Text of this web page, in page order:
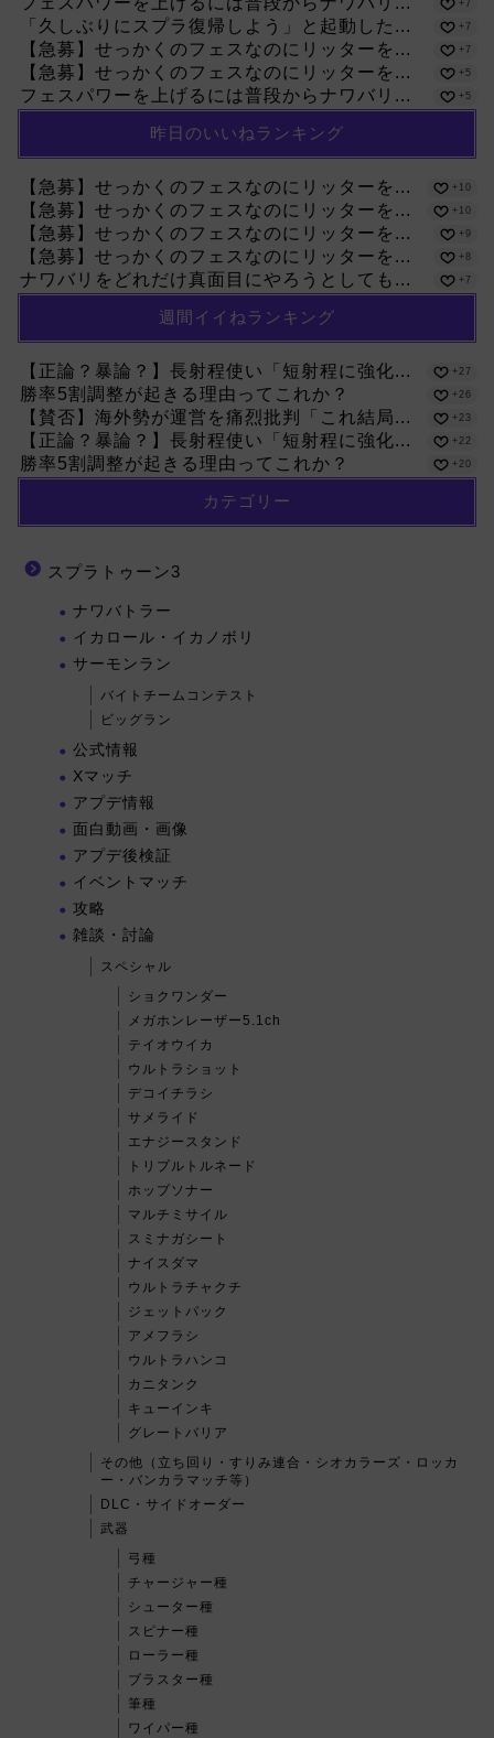
+7
「久しぶりにスプラ復帰しよう」と起動した... +7
【急募】せっかくのフェスなのにリッターを... +7
【急募】せっかくのフェスなのにリッターを... +5
フェスパワーを上げるには普段からナワバリ... +5
昨日のいいねランキング
【急募】せっかくのフェスなのにリッターを... +10
【急募】せっかくのフェスなのにリッターを... +10
【急募】せっかくのフェスなのにリッターを... +9
【急募】せっかくのフェスなのにリッターを... +8
ナワバリをどれだけ真面目にやろうとしても... +7
週間イイねランキング
【正論？暴論？】長射程使い「短射程に強化... +27
勝率5割調整が起きる理由ってこれか？ +26
【賛否】海外勢が運営を痛烈批判「これ結局... +23
【正論？暴論？】長射程使い「短射程に強化... +22
勝率5割調整が起きる理由ってこれか？ +20
カテゴリー
スプラトゥーン3
ナワバトラー
イカロール・イカノボリ
サーモンラン
バイトチームコンテスト
ビッグラン
公式情報
Xマッチ
アプデ情報
面白動画・画像
アプデ後検証
イベントマッチ
攻略
雑談・討論
スペシャル
ショクワンダー
メガホンレーザー5.1ch
テイオウイカ
ウルトラショット
デコイチラシ
サメライド
エナジースタンド
トリプルトルネード
ホップソナー
マルチミサイル
スミナガシート
ナイスダマ
ウルトラチャクチ
ジェットパック
アメフラシ
ウルトラハンコ
カニタンク
キューインキ
グレートバリア
その他（立ち回り・すりみ連合・シオカラーズ・ロッカ
ー・バンカラマッチ等）
DLC・サイドオーダー
武器
弓種
チャージャー種
シューター種
スピナー種
ローラー種
ブラスター種
筆種
ワイパー種